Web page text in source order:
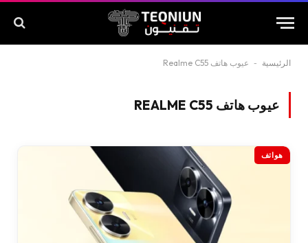
الرئيسية - عيوب هاتف Realme C55
عيوب هاتف REALME C55
هواتف